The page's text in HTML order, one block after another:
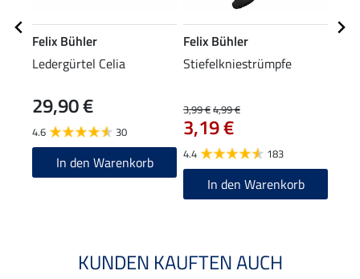
Felix Bühler
Ledergürtel Celia
29,90 €
4.6 30
In den Warenkorb
Felix Bühler
Stiefelkniestrümpfe
3,99 €4,99 €
3,19 €
4.4 183
In den Warenkorb
KUNDEN KAUFTEN AUCH